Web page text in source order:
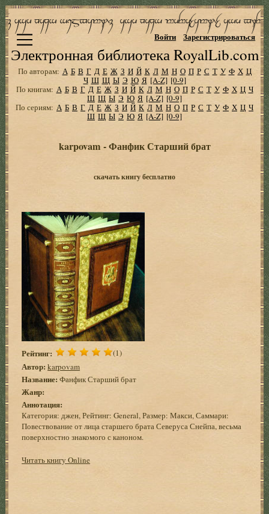
Электронная библиотека RoyalLib.com
Войти Зарегистрироваться
По авторам: А Б В Г Д Е Ж З И Й К Л М Н О П Р С Т У Ф Х Ц
Ч Ш Щ Ы Э Ю Я [A-Z] [0-9]
По книгам: А Б В Г Д Е Ж З И Й К Л М Н О П Р С Т У Ф Х Ц Ч
Ш Щ Ы Э Ю Я [A-Z] [0-9]
По сериям: А Б В Г Д Е Ж З И Й К Л М Н О П Р С Т У Ф Х Ц Ч
Ш Щ Ы Э Ю Я [A-Z] [0-9]
karpovam - Фанфик Старший брат
скачать книгу бесплатно
Рейтинг: (1)
Автор: karpovam
Название: Фанфик Старший брат
Жанр:
Аннотация:
Категория: джен, Рейтинг: General, Размер: Макси, Саммари:
Повествование от лица старшего брата Северуса Снейпа, весьма
поверхностно знакомого с каноном.
Читать книгу Online